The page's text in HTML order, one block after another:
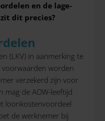
en de lage-
zit dit precies?
(LKV) in aanmerking te
voorwaarden worden
verzekerd zijn voor
mag de AOW-leeftijd
loonkostenvoordeel
de werknemer bij